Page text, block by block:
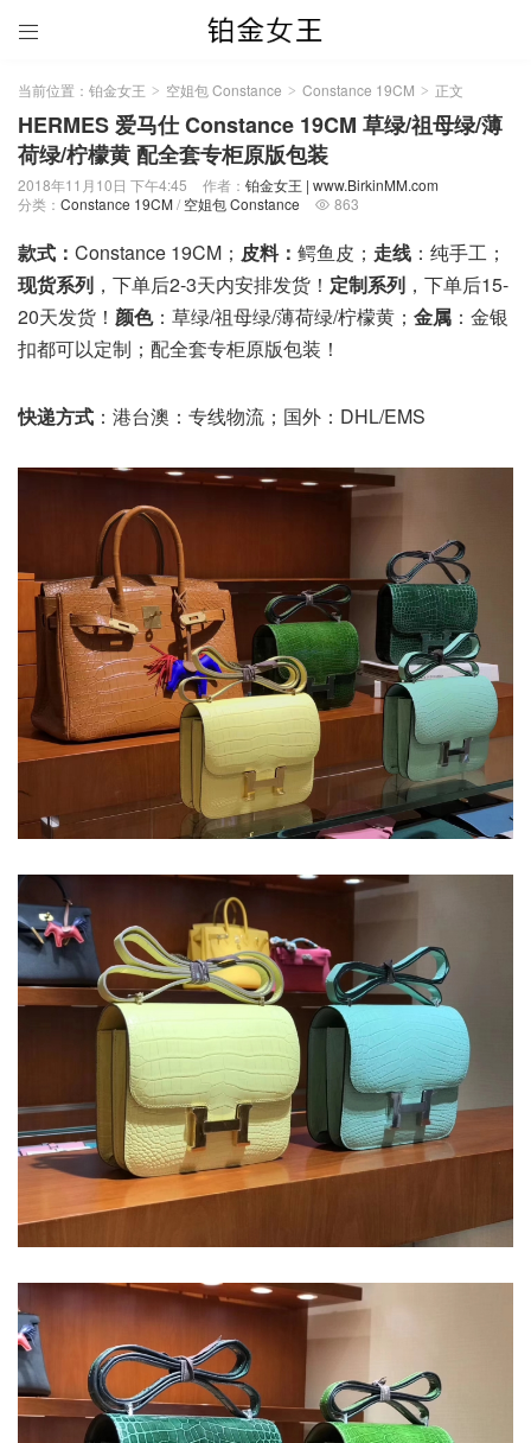

当前位置： 铂金女王 > 空姐包 Constance > Constance 19CM > 正文
HERMES 爱马仕 Constance 19CM 草绿/祖母绿/薄
荷绿/柠檬黄 配全套专柜原版包装
2018年11月10日 下午4:45 作者： 铂金女王 | www.BirkinMM.com
分类： Constance 19CM/ 空姐包 Constance  863
款式： Constance 19CM； 皮料： 鳄鱼皮； 走线 ：纯手工；
现货系列 ，下单后2-3天内安排发货！ 定制系列 ，下单后15-
20天发货！ 颜色：草绿/祖母绿/薄荷绿/柠檬黄； 金属 ：金银
扣都可以定制；配全套专柜原版包装！
快递方式 ：港台澳：专线物流；国外：DHL/EMS